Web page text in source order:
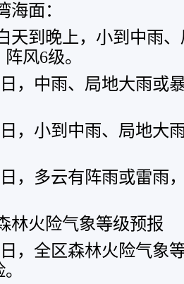
海面：
天到晚上，小到中雨
风6级。
日，中雨、局地大雨或
日，小到中雨、局地大
，多云有阵雨或雷雨
林火险气象等级预报
日，全区森林火险气象